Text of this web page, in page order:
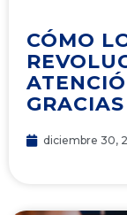
CÓMO
diciembre 30,